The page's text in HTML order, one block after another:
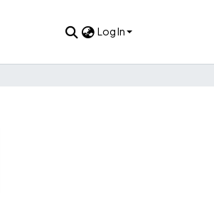
Log In